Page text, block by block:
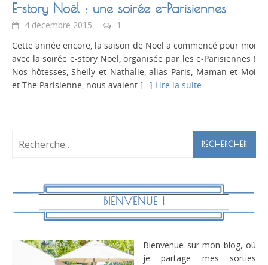
E-story Noël : une soirée e-Parisiennes
4 décembre 2015
1
Cette année encore, la saison de Noël a commencé pour moi
avec la soirée e-story Noël, organisée par les e-Parisiennes !
Nos hôtesses, Sheily et Nathalie, alias Paris, Maman et Moi
et The Parisienne, nous avaient […] Lire la suite
Rechercher :
BIENVENUE !
Bienvenue sur mon blog, où
je partage mes sorties